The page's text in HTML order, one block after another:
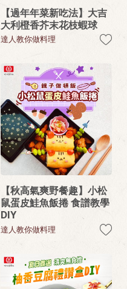
【過年年菜新吃法】大吉
大利橙香芥末花枝蝦球
達人教你做料理
【秋高氣爽野餐趣】小松
鼠蛋皮鮭魚飯捲 食譜教學
DIY
達人教你做料理